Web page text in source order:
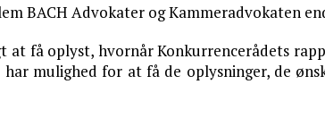
BACH Advokater og Kammeradvokaten
at få oplyst, hvornår Konkurrencerådets
mulighed for at få de oplysninger, de